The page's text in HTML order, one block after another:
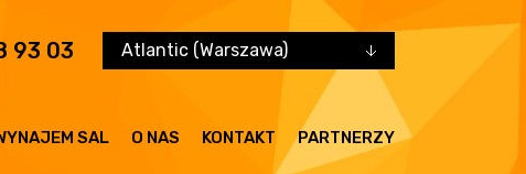
93 03 Atlantic (Warszawa)
SAL O NAS KONTAKT PARTNERZY